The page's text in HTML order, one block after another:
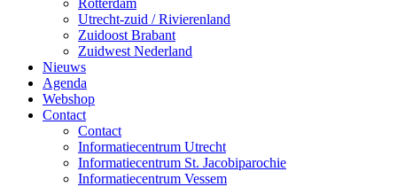
Rotterdam
Utrecht-zuid / Rivierenland
Zuidoost Brabant
Zuidwest Nederland
Nieuws
Agenda
Webshop
Contact
Contact
Informatiecentrum Utrecht
Informatiecentrum St. Jacobiparochie
Informatiecentrum Vessem